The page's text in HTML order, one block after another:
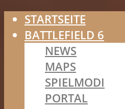
STARTSEITE
BATTLEFIELD 6
NEWS
MAPS
SPIELMODI
PORTAL